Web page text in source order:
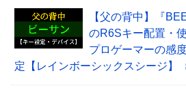
【父の背中】『
のR6Sキー配置・
プロゲーマーの感
定【レインボーシックスシージ】